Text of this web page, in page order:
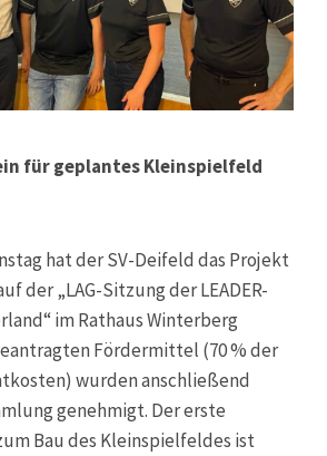
für geplantes Kleinspielfeld
hat der SV-Deifeld das Projekt
der „LAG-Sitzung der LEADER-
im Rathaus Winterberg
Fördermittel (70 % der
wurden anschließend
genehmigt. Der erste
Bau des Kleinspielfeldes ist